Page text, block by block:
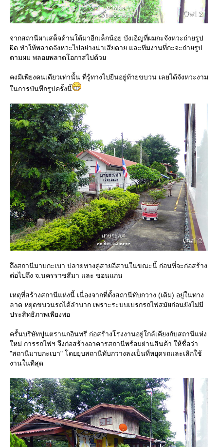
จากสถานีผาเสด็จด้านใต้มาอีกเล็กน้อย บังเอิญที่ผมกะจังหวะถ่ายรูป
ผิด ทำให้พลาดจังหวะไปอย่างน่าเสียดาย และทีมงานที่กะจะถ่ายรูป
ตามผม พลอยพลาดโอกาสไปด้ว
คงมีเพียงคนเดียวเท่านั้น ที่รู้ทางไปยืนอยู่ท้ายขบวน เลยได้จังหวะงาม
นการบันทึกรูปครั้งนี้
ถึงสถานีมาบกะเบา ปลายทางคู่สายอีสานในขณะนี้ ก่อนที่จะก่อสร้าง
ต่อไปถึง จ.นครราชสีมา และ ขอนแก่น
เหตุที่สร้างสถานีแห่งนี้ เนื่องจากที่ตั้งสถานีทับกวาง (เดิม) อยู่ในทาง
ลาด หยุดขบวนรถได้ลำบาก เพราะระบบเบรกรถไฟสมัยก่อนยังไม่มี
ประสิทธิภาพเพียงพอ
ครั้นบริษัทปูนตรานกอินทรี ก่อสร้างโรงงานอยู่ใกล้เคียงกับสถานีแห่ง
หม่ การรถไฟฯ จึงก่อสร้างอาคารสถานีพร้อมย่านสินค้า ให้ชื่อว่า
"สถานีมาบกะเบา" โดยยุบสถานีทับกวางลงเป็นที่หยุดรถและเลิกใช้
งานในทีสุด